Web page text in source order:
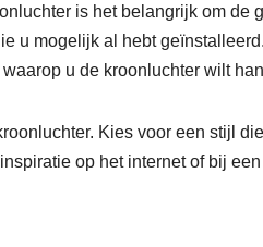
is het belangrijk om de
u mogelijk al hebt
u de kroonluchter wilt
Kies voor een stijl
op het internet of bij